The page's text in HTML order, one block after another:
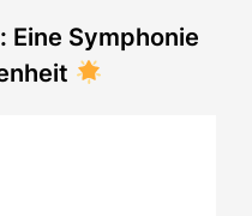
Eine Symphonie